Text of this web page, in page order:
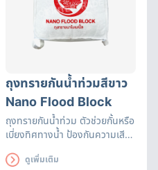
ถุงทรายกันน้ำท่วมสีขาว
Nano Flood Block
ถุงทรายกันน้ำท่วม ตัวช่วยกั้นหรือ
เบี่ยงทิศทางน้ำ ป้องกันความเสีย
ถึง 3 เดือน ถุงทรายดูดซับน้ำได้
ดูเพิ่มเติม